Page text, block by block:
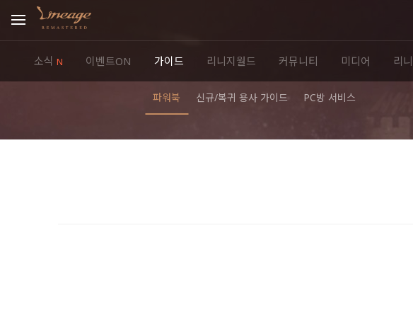
소식 N 이벤트ON 가이드
파워북 신규/복귀 용사 가이드 PC방 서비스
리니지월드 커뮤니티 미디어 리